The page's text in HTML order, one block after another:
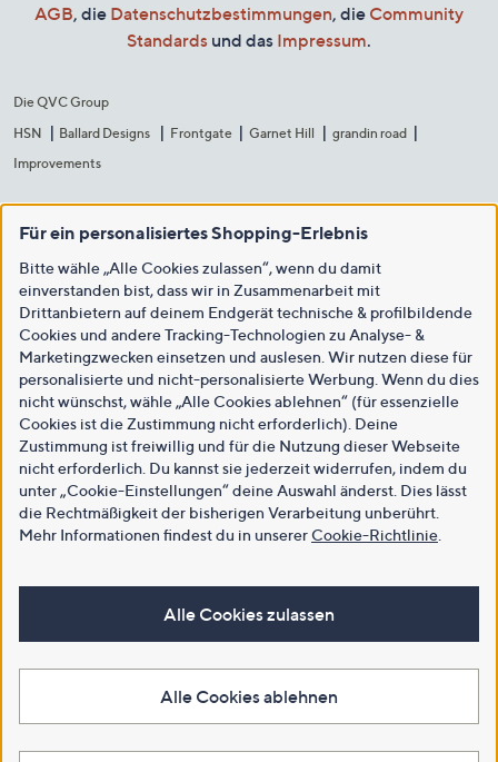
AGB, die Datenschutzbestimmungen, die Community
Standards und das Impressum.
Die QVC Group
HSN
Ballard Designs Frontgate Garnet Hill
grandin road
Improvements
Für ein personalisiertes Shopping-Erlebnis
Bitte wähle „Alle Cookies zulassen“, wenn du damit
einverstanden bist, dass wir in Zusammenarbeit mit
Drittanbietern auf deinem Endgerät technische & profilbildende
Cookies und andere Tracking-Technologien zu Analyse- &
Marketingzwecken einsetzen und auslesen. Wir nutzen diese für
personalisierte und nicht-personalisierte Werbung. Wenn du dies
nicht wünschst, wähle „Alle Cookies ablehnen“ (für essenzielle
Cookies ist die Zustimmung nicht erforderlich). Deine
Zustimmung ist freiwillig und für die Nutzung dieser Webseite
nicht erforderlich. Du kannst sie jederzeit widerrufen, indem du
unter „Cookie-Einstellungen“ deine Auswahl änderst. Dies lässt
die Rechtmäßigkeit der bisherigen Verarbeitung unberührt.
Mehr Informationen findest du in unsererCookie-Richtlinie
Alle Cookies zulassen
Alle Cookies ablehnen